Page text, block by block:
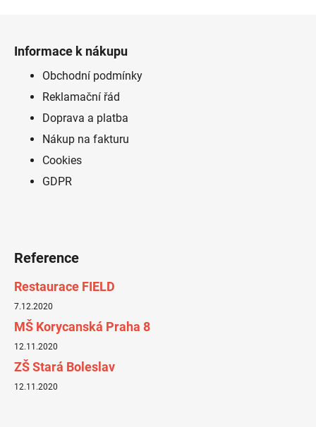
Informace k nákupu
Obchodní podmínky
Reklamační řád
Doprava a platba
Nákup na fakturu
Cookies
GDPR
Reference
Restaurace FIELD
7.12.2020
MŠ Korycanská Praha 8
12.11.2020
ZŠ Stará Boleslav
12.11.2020